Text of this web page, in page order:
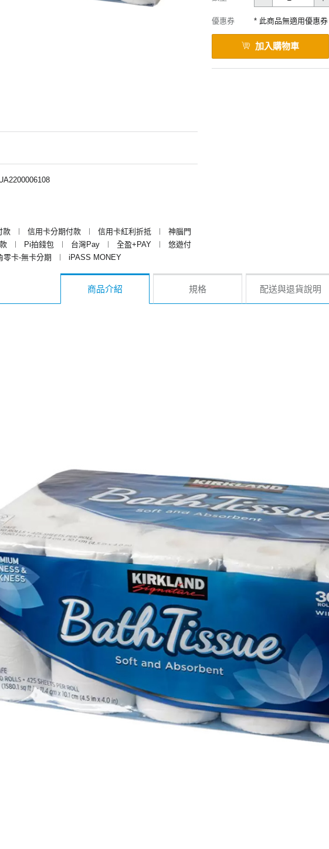
款
︱ 信用卡分期付款 ︱ 信用卡紅利折抵 ︱
神腦門
︱ Pi拍錢包 ︱ 台灣Pay ︱ 全盈+PAY ︱
悠遊付
零卡-無卡分期 ︱ iPASS MONEY
優惠券 * 此商品無適用優惠券
加入購物車
商品介紹 規格 配送與退貨說明